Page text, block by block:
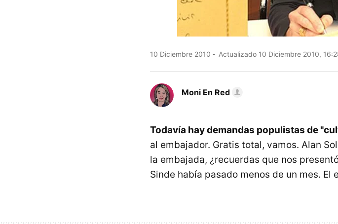
10 Diciembre 2010 Actualizado 10 Diciembre 2010,
Moni En Red
Todavía hay demandas populistas de
al embajador. Gratis total, vamos. Alan
la embajada, ¿recuerdas que nos
Sinde había pasado menos de un mes. El